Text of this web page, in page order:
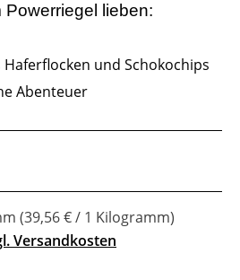
Powerriegel lieben:
und Schokochips
Abenteuer
(39,56 € / 1 Kilogramm)
Versandkosten